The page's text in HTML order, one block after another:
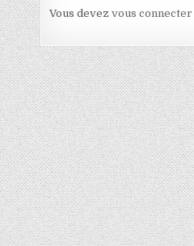
Vous devezvous connecter